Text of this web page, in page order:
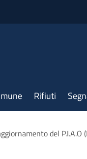
Rifiuti
del